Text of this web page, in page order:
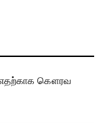
எதற்காக கௌரவ